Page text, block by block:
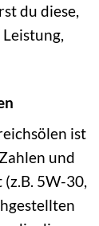
du diese,
ist
und
5W-30,